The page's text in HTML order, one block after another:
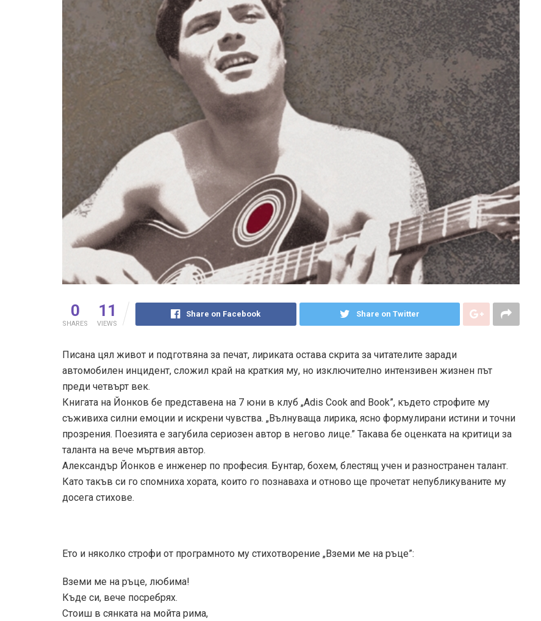
0
SHARES
11
VIEWS
Share on Facebook Share on Twitter
Писана цял живот и подготвяна за печат, лириката остава скрита за читателите заради
автомобилен инцидент, сложил край на краткия му, но изключително интензивен жизнен път
преди четвърт век.
Книгата на Йонков бе представена на 7 юни в клуб „Adis Cook and Book”, където строфите му
съживиха силни емоции и искрени чувства. „Вълнуваща лирика, ясно формулирани истини и точни
прозрения. Поезията е загубила сериозен автор в негово лице.” Такава бе оценката на критици за
таланта на вече мъртвия автор.
Александър Йонков е инженер по професия. Бунтар, бохем, блестящ учен и разностранен талант.
Като такъв си го спомниха хората, които го познаваха и отново ще прочетат непубликуваните му
досега стихове.
Eто и няколко строфи от програмното му стихотворение „Вземи ме на ръце”:
Вземи ме на ръце, любима!
Къде си, вече посребрях.
Стоиш в сянката на мойта рима,